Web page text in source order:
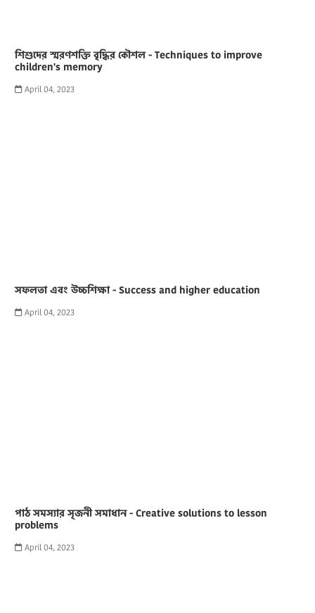
শিশুদের স্মরণশক্তি বৃদ্ধির কৌশল - Techniques to improve
children's memory
April 04, 2023
সফলতা এবং উচ্চশিক্ষা - Success and higher education
April 04, 2023
পাঠ সমস্যার সৃজনী সমাধান - Creative solutions to lesson
problems
April 04, 2023